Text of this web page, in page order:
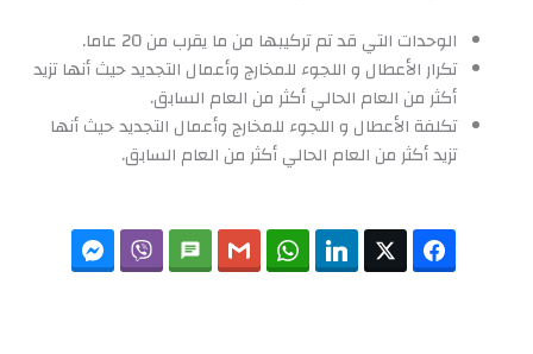
الوحدات التي قد تم تركيبها من ما يقرب من 20 عاما.
تكرار الأعطال و اللجوء للمخارج وأعمال التجديد حيث أنها تزيد
أكثر من العام الحالي أكثر من العام السابق.
تكلفة الأعطال و اللجوء للمخارج وأعمال التجديد حيث أنها
تزيد أكثر من العام الحالي أكثر من العام السابق.
Facebook
Twitter
LinkedIn
WhatsApp
Gmail
SMS
Viber